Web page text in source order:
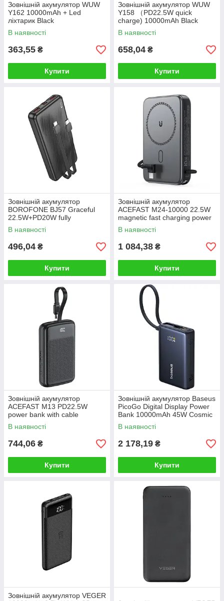
Зовнішній акумулятор WUW
Y162 10000mAh + Led
ліхтарик Black
В наявності
363,55 ₴
Купити
Зовнішній акумулятор WUW
Y158 （PD22.5W quick
charge) 10000mAh Black
В наявності
658,04 ₴
Купити
Зовнішній акумулятор
BOROFONE BJ57 Graceful
22.5W+PD20W fully
compatible power bank with
cable (10000mAh) Black
В наявності
496,04 ₴
Купити
Зовнішній акумулятор
ACEFAST M24-10000 22.5W
magnetic fast charging power
bank with holder and cable
Metal Gray
В наявності
1 084,38 ₴
Купити
Зовнішній акумулятор
ACEFAST M13 PD22.5W
power bank with cable
10000mAh Black
В наявності
744,06 ₴
Купити
Зовнішній акумулятор Baseus
PicoGo Digital Display Power
Bank 10000mAh 45W Cosmic
Black
В наявності
2 178,19 ₴
Купити
Зовнішній акумулятор VEGER